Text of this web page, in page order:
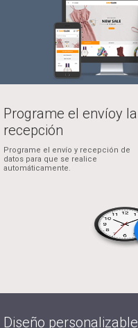
Programe el envíoy la
recepción
Programe el envío y recepción de
datos para que se realice
automáticamente.
Diseño personalizable